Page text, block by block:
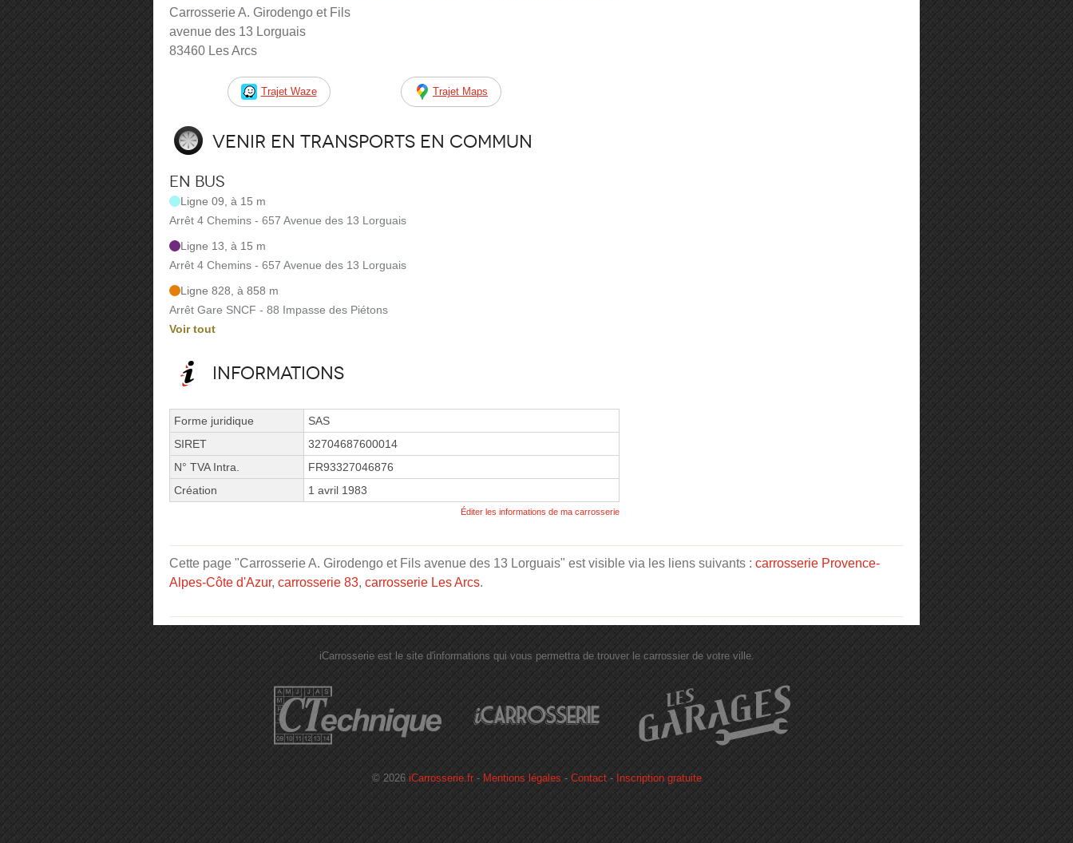
Carrosserie A. Girodengo et Fils
avenue des 13 Lorguais
83460 Les Arcs
Trajet Waze Trajet Maps
Venir en transports en commun
En bus
Ligne 09, à 15 m
Arrêt 4 Chemins - 657 Avenue des 13 Lorguais
Ligne 13, à 15 m
Arrêt 4 Chemins - 657 Avenue des 13 Lorguais
Ligne 828, à 858 m
Arrêt Gare SNCF - 88 Impasse des Piétons
Voir tout
Informations
Forme juridique
SAS
SIRET
32704687600014
N° TVA Intra.
FR93327046876
Création
1 avril 1983
Éditer les informations de ma carrosserie
Cette page "Carrosserie A. Girodengo et Fils avenue des 13 Lorguais" est visible via les liens suivants : carrosserie Provence-
Alpes-Côte d'Azur, carrosserie 83, carrosserie Les Arcs.
iCarrosserie est le site d'informations qui vous permettra de trouver le carrossier de votre ville.
© 2026 iCarrosserie.fr - Mentions légales - Contact- Inscription gratuite